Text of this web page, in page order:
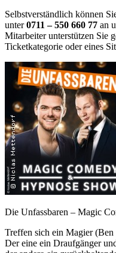
Selbstverständlich können
unter0711 – 550 660 77 an
Mitarbeiter unterstützen Sie
Ticketkategorie oder eines
Die Unfassbaren – Magic
Treffen sich ein Magier
Der eine ein Draufgänger